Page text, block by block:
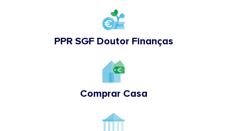
PPR SGF Doutor Finanças
Comprar Casa